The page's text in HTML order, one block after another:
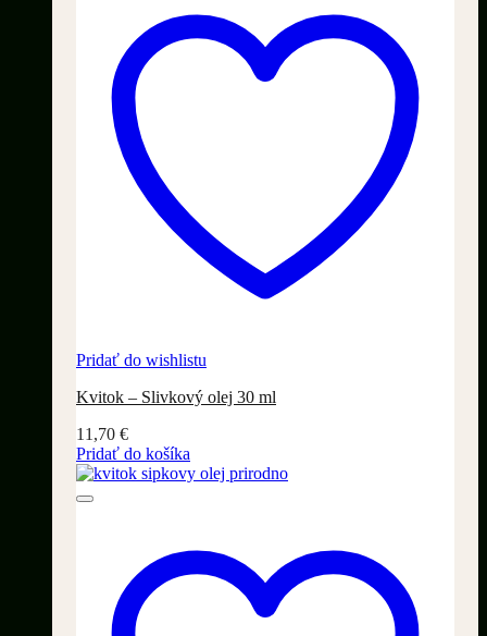
Pridať do wishlistu
Kvitok – Slivkový olej 30 ml
11,70 €
Pridať do košíka